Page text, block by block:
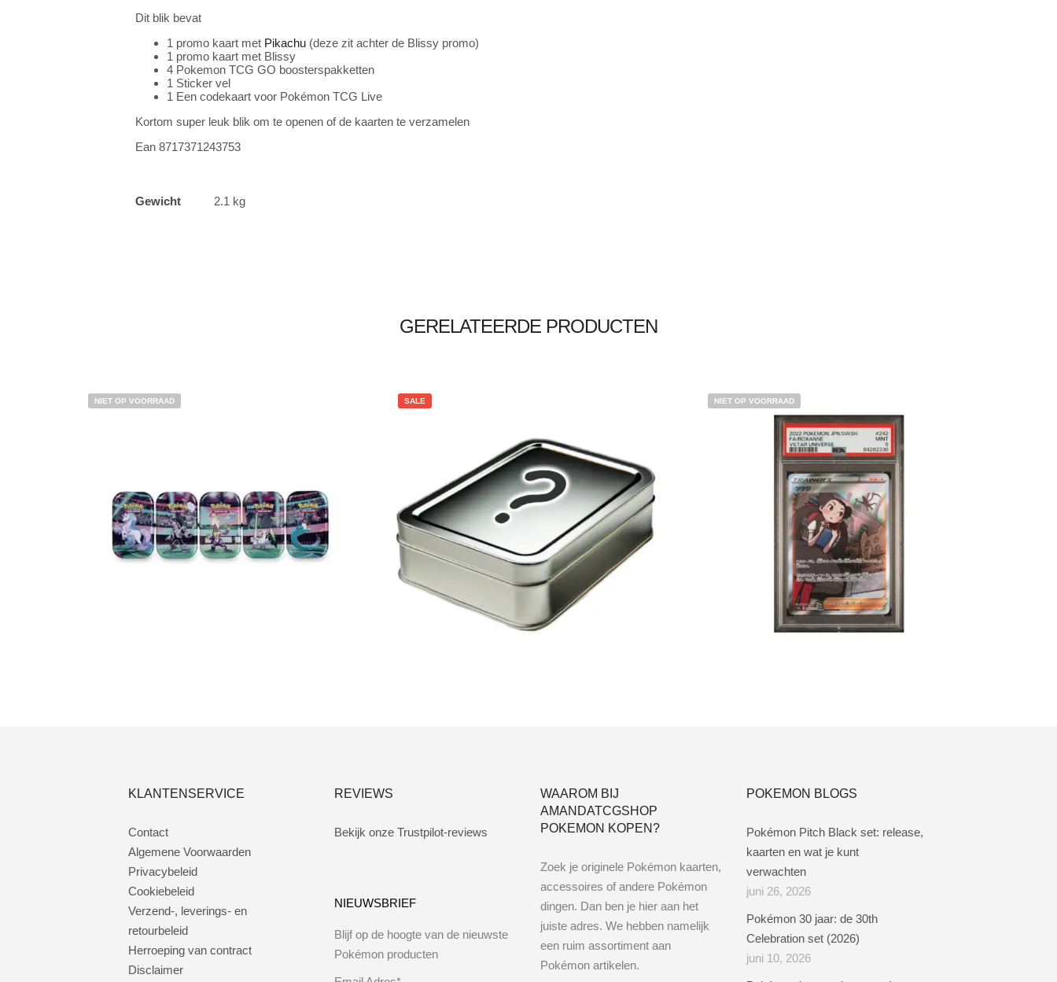
Dit blik bevat
1 promo kaart met Pikachu (deze zit achter de Blissy promo)
1 promo kaart met Blissy
4 Pokemon TCG GO boosterspakketten
1 Sticker vel
1 Een codekaart voor Pokémon TCG Live
Kortom super leuk blik om te openen of de kaarten te verzamelen
Ean 8717371243753
Gewicht 2.1 kg
GERELATEERDE PRODUCTEN
NIET OP VOORRAAD
€15.00
SALE
€10.00 €9.00
NIET OP VOORRAAD
€39.99
KLANTENSERVICE
Contact
Algemene Voorwaarden
Privacybeleid
Cookiebeleid
Verzend-, leverings- en
retourbeleid
Herroeping van contract
Disclaimer
REVIEWS
Bekijk onze Trustpilot-reviews
NIEUWSBRIEF
Blijf op de hoogte van de nieuwste
Pokémon producten
WAAROM BIJ
AMANDATCGSHOP
POKEMON KOPEN?
Zoek je originele Pokémon kaarten,
accessoires of andere Pokémon
dingen. Dan ben je hier aan het
juiste adres. We hebben namelijk
een ruim assortiment aan
Pokémon artikelen.
POKEMON BLOGS
Pokémon Pitch Black set: release,
kaarten en wat je kunt
verwachten
juni 26, 2026
Pokémon 30 jaar: de 30th
Celebration set (2026)
juni 10, 2026